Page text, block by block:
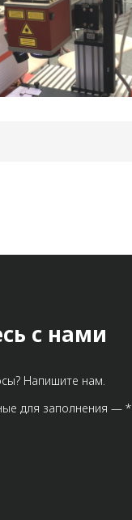
с нами
Напишите нам.
для заполнения — *